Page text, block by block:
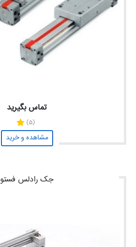
تماس بگیرید
(5)
مشاهده و خرید
جک رادلس فستو